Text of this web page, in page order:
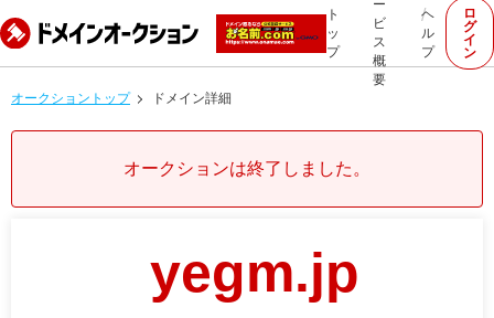
ト
ッ
プ
ー
ビ
ス
概
要
ヘ
ル
プ
ロ
グ
イ
ン
オークショントップ ドメイン詳細
オークションは終了しました。
yegm.jp